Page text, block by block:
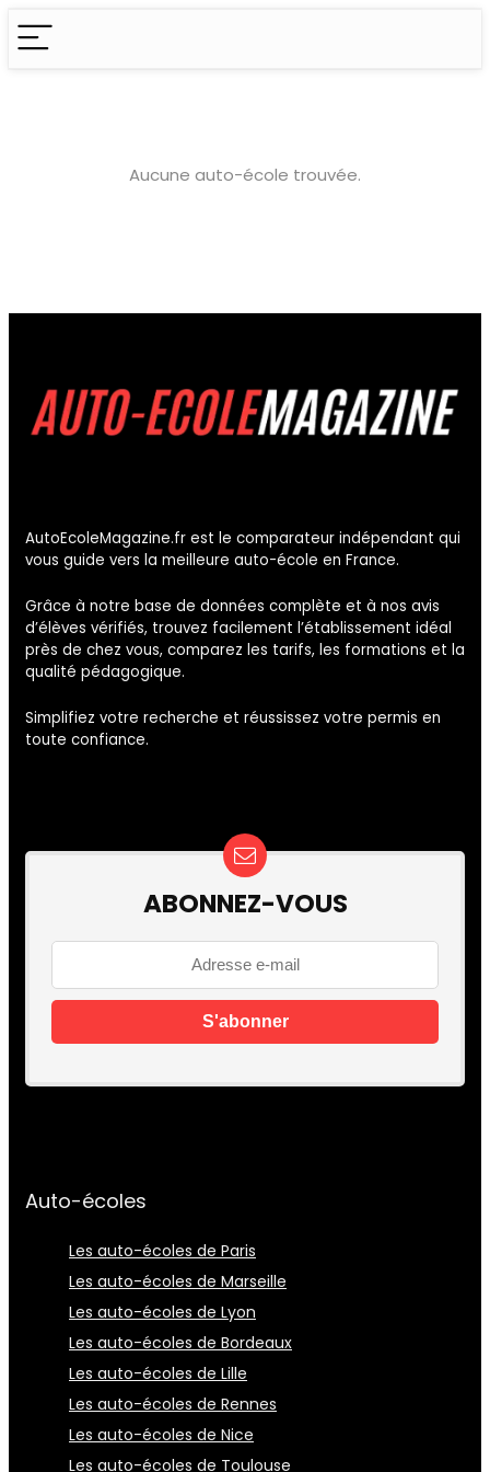
Aucune auto-école trouvée.
AutoEcoleMagazine.fr est le comparateur indépendant qui
vous guide vers la meilleure auto-école en France.
Grâce à notre base de données complète et à nos avis
d’élèves vérifiés, trouvez facilement l’établissement idéal
près de chez vous, comparez les tarifs, les formations et la
qualité pédagogique.
Simplifiez votre recherche et réussissez votre permis en
toute confiance.
ABONNEZ-VOUS
Auto-écoles
Les auto-écoles de Paris
Les auto-écoles de Marseille
Les auto-écoles de Lyon
Les auto-écoles de Bordeaux
Les auto-écoles de Lille
Les auto-écoles de Rennes
Les auto-écoles de Nice
Les auto-écoles de Toulouse